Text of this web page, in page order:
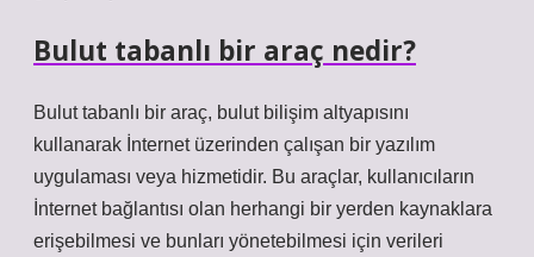
Bulut tabanlı bir araç nedir?
Bulut tabanlı bir araç, bulut bilişim altyapısını
kullanarak İnternet üzerinden çalışan bir yazılım
uygulaması veya hizmetidir. Bu araçlar, kullanıcıların
İnternet bağlantısı olan herhangi bir yerden kaynaklara
erişebilmesi ve bunları yönetebilmesi için verileri